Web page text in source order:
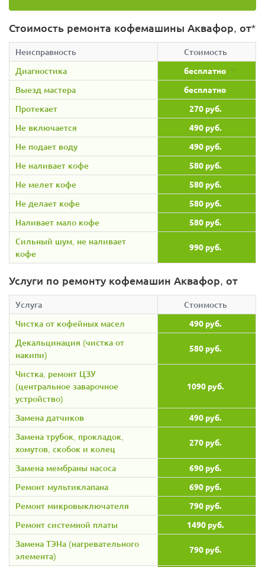
Стоимость ремонта кофемашины Аквафор, от*
Неисправность
Стоимость
Диагностика
бесплатно
Выезд мастера
бесплатно
Протекает 270 руб.
Не включается 490 руб.
Не подает воду 490 руб.
Не наливает кофе 580 руб.
Не мелет кофе 580 руб.
Не делает кофе 580 руб.
Наливает мало кофе 580 руб.
Сильный шум, не наливает
кофе
990 руб.
Услуги по ремонту кофемашин Аквафор, от
Услуга
Стоимость
Чистка от кофейных масел
490 руб.
Декальцинация (чистка от
накипи)
580 руб.
Чистка, ремонт ЦЗУ
(центральное заварочное
устройство)
1090 руб.
Замена датчиков 490 руб.
Замена трубок, прокладок,
хомутов, скобок и колец
270 руб.
Замена мембраны насоса 690 руб.
Ремонт мультиклапана 690 руб.
Ремонт микровыключателя 790 руб.
Ремонт системной платы 1490 руб.
Замена ТЭНа (нагревательного
элемента)
790 руб.